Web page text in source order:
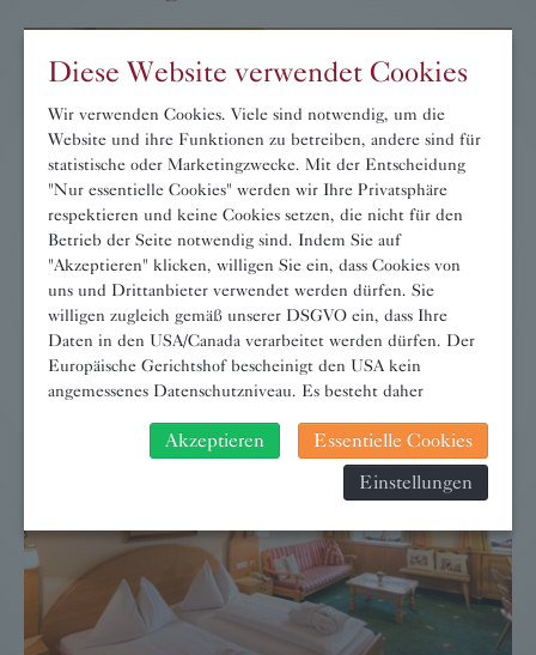
Balkonzimmer »Wachau«
Diese Website verwendet Cookies
Wir verwenden Cookies. Viele sind notwendig, um die
Website und ihre Funktionen zu betreiben, andere sind für
statistische oder Marketingzwecke. Mit der Entscheidung
"Nur essentielle Cookies" werden wir Ihre Privatsphäre
respektieren und keine Cookies setzen, die nicht für den
Betrieb der Seite notwendig sind. Indem Sie auf
"Akzeptieren" klicken, willigen Sie ein, dass Cookies von
uns und Drittanbieter verwendet werden dürfen. Sie
willigen zugleich gemäß unserer DSGVO ein, dass Ihre
Daten in den USA/Canada verarbeitet werden dürfen. Der
Europäische Gerichtshof bescheinigt den USA kein
angemessenes Datenschutzniveau. Es besteht daher
Behörden, zu Kontroll- und zu Überwachungszwecken,
verarbeitet werden und dagegen keine wirksamen
Rechtsbehelfe erhoben werden können. Zudem finden Sie
Einwilligung widerrufen und Widerspruch ausüben. Weitere
Infomationen finden Sie hier:Datenschutzerklärung
Akzeptieren
Essentielle Cookies
Einstellungen